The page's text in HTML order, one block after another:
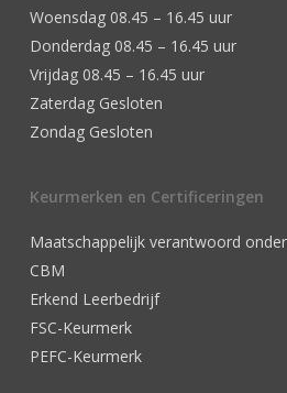
Woensdag 08.45 – 16.45 uur
Donderdag 08.45 – 16.45 uur
Vrijdag 08.45 – 16.45 uur
Zaterdag Gesloten
Zondag Gesloten
Keurmerken en Certificeringen
Maatschappelijk verantwoord
CBM
Erkend Leerbedrijf
FSC-Keurmerk
PEFC-Keurmerk